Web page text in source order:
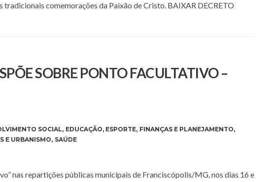
comemorações da Paixão de Cristo. BAIXAR DECRETO
SOBRE PONTO FACULTATIVO –
SOCIAL, EDUCAÇÃO, ESPORTE, FINANÇAS E PLANEJAMENTO,
E URBANISMO, SAÚDE
nas repartições públicas municipais de Franciscópolis/MG, nos dias 16 e